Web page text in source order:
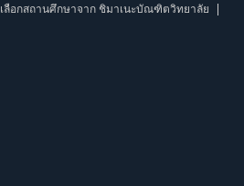
เลือกสถานศึกษาจาก ชิมาเนะบัณฑิตวิทยาลัย